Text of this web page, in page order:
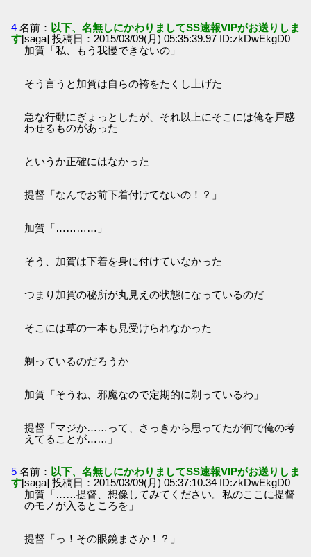
4 名前： 以下、名無しにかわりましてSS速報VIPがお送りしま
す[saga] 投稿日：2015/03/09(月) 05:35:39.97 ID:zkDwEkgD0
加賀「私、もう我慢できないの」
そう言うと加賀は自らの袴をたくし上げた
急な行動にぎょっとしたが、それ以上にそこには俺を戸惑
わせるものがあった
というか正確にはなかった
提督「なんでお前下着付けてないの！？」
加賀「…………」
そう、加賀は下着を身に付けていなかった
つまり加賀の秘所が丸見えの状態になっているのだ
そこには草の一本も見受けられなかった
剃っているのだろうか
加賀「そうね、邪魔なので定期的に剃っているわ」
提督「マジか……って、さっきから思ってたが何で俺の考
えてることが……」
5 名前： 以下、名無しにかわりましてSS速報VIPがお送りしま
す[saga] 投稿日：2015/03/09(月) 05:37:10.34 ID:zkDwEkgD0
加賀「……提督、想像してみてください。私のここに提督
のモノが入るところを」
提督「っ！その眼鏡まさか！？」